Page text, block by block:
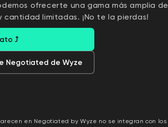
ofrecerte una gama más amplia de
limitadas. ¡No te la pierdas!
⤴
Negotiated de Wyze
en Negotiated by Wyze no se integran con los